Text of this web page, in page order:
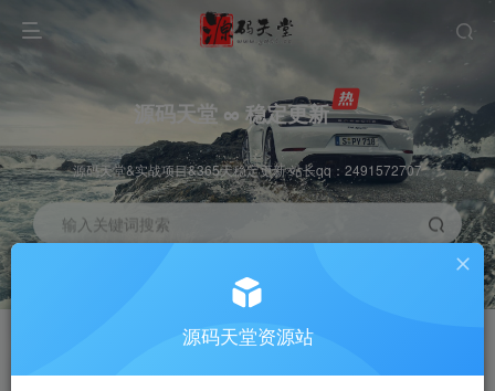
源码天堂 ∞ 稳定更新
源码天堂&实战项目&365天稳定更新 站长qq：2491572707
输入关键词搜索
推广赚钱 70%分佣
站长招募
推荐
源码天堂资源站